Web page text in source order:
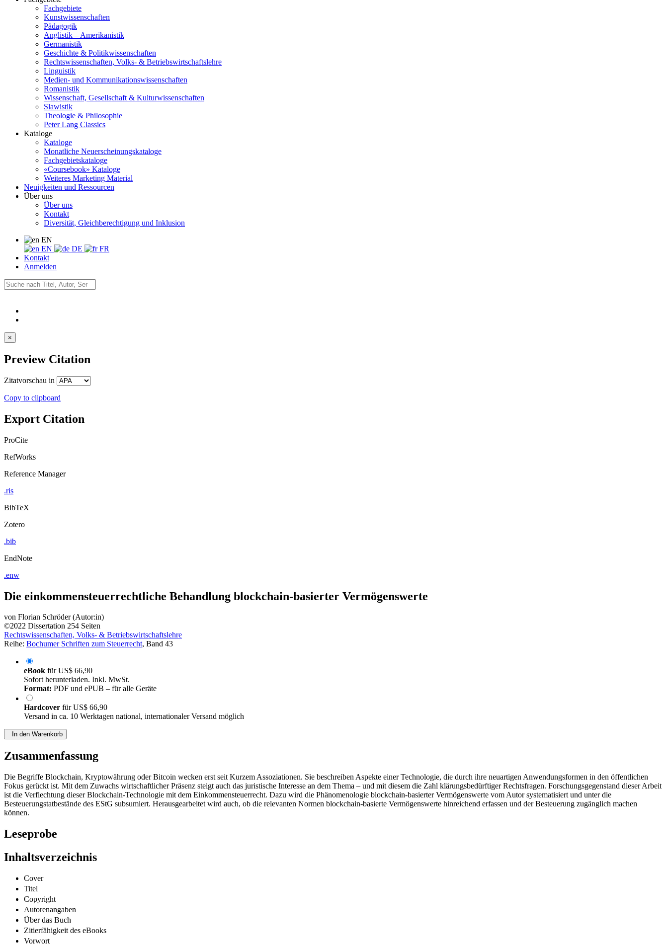
Fachgebiete
Kunstwissenschaften
Pädagogik
Anglistik – Amerikanistik
Germanistik
Geschichte & Politikwissenschaften
Rechtswissenschaften, Volks- & Betriebswirtschaftslehre
Linguistik
Medien- und Kommunikationswissenschaften
Romanistik
Wissenschaft, Gesellschaft & Kulturwissenschaften
Slawistik
Theologie & Philosophie
Peter Lang Classics
Kataloge
Kataloge
Monatliche Neuerscheinungskataloge
Fachgebietskataloge
«Coursebook» Kataloge
Weiteres Marketing Material
Neuigkeiten und Ressourcen
Über uns
Über uns
Kontakt
Diversität, Gleichberechtigung und Inklusion
EN
EN
DE
FR
Kontakt
Anmelden
×
Preview Citation
Zitatvorschau in
Copy to clipboard
Export Citation
ProCite
RefWorks
Reference Manager
.ris
BibTeX
Zotero
.bib
EndNote
.enw
Die einkommensteuerrechtliche Behandlung blockchain-basierter Vermögenswerte
von Florian Schröder (Autor:in)
©2022 Dissertation 254 Seiten
Rechtswissenschaften, Volks- & Betriebswirtschaftslehre
Reihe: Bochumer Schriften zum Steuerrecht, Band 43
eBook fürUS$ 66,90
Sofort herunterladen. Inkl. MwSt.
Format: PDF und ePUB – für alle Geräte
Hardcover fürUS$ 66,90
Versand in ca. 10 Werktagen national, internationaler Versand möglich
In den Warenkorb
Zusammenfassung
Die Begriffe Blockchain, Kryptowährung oder Bitcoin wecken erst seit Kurzem Assoziationen. Sie beschreiben Aspekte einer Technologie, die durch ihre neuartigen Anwendungsformen in den öffentlichen
Fokus gerückt ist. Mit dem Zuwachs wirtschaftlicher Präsenz steigt auch das juristische Interesse an dem Thema – und mit diesem die Zahl klärungsbedürftiger Rechtsfragen. Forschungsgegenstand dieser Arbeit
ist die Verflechtung dieser Blockchain-Technologie mit dem Einkommensteuerrecht. Dazu wird die Phänomenologie blockchain-basierter Vermögenswerte vom Autor systematisiert und unter die
Besteuerungstatbestände des EStG subsumiert. Herausgearbeitet wird auch, ob die relevanten Normen blockchain-basierte Vermögenswerte hinreichend erfassen und der Besteuerung zugänglich machen
können.
Leseprobe
Inhaltsverzeichnis
Cover
Titel
Copyright
Autorenangaben
Über das Buch
Zitierfähigkeit des eBooks
Vorwort